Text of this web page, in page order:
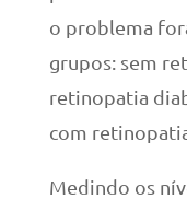
o problema
grupos: sem
retinopatia
com
Medindo os